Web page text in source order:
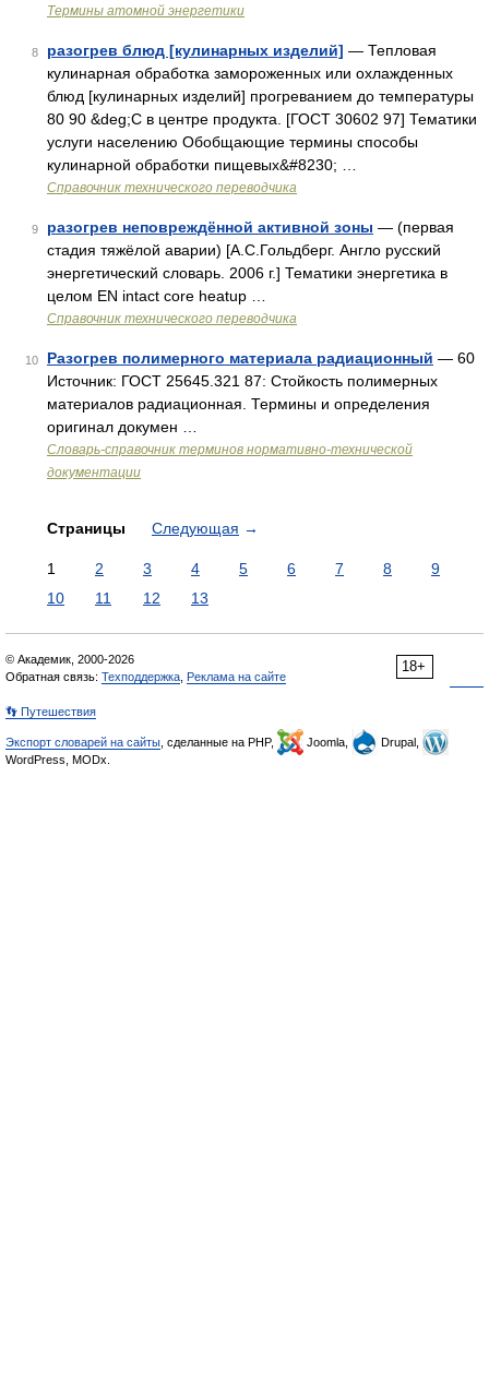
Термины атомной энергетики
8 разогрев блюд [кулинарных изделий] — Тепловая
кулинарная обработка замороженных или охлажденных
блюд [кулинарных изделий] прогреванием до температуры
80 90 &deg;С в центре продукта. [ГОСТ 30602 97] Тематики
услуги населению Обобщающие термины способы
кулинарной обработки пищевых&#8230; …
Справочник технического переводчика
9 разогрев неповреждённой активной зоны — (первая
стадия тяжёлой аварии) [А.С.Гольдберг. Англо русский
энергетический словарь. 2006 г.] Тематики энергетика в
целом EN intact core heatup …
Справочник технического переводчика
10 Разогрев полимерного материала радиационный — 60
Источник: ГОСТ 25645.321 87: Стойкость полимерных
материалов радиационная. Термины и определения
оригинал докумен …
Словарь-справочник терминов нормативно-технической
документации
Страницы Следующая →
1 2 3 4 5 6 7 8
9
10
11 12 13
18+
© Академик, 2000-2026
Обратная связь: Техподдержка Реклама на сайте
👣 Путешествия
Экспорт словарей на сайты , сделанные на PHP, Joomla,
Drupal,
WordPress, MODx.